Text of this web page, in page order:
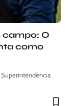
O
como